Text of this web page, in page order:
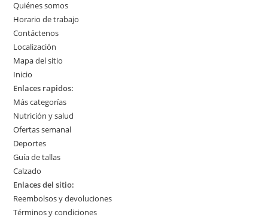
Quiénes somos
Horario de trabajo
Contáctenos
Localización
Mapa del sitio
Inicio
Enlaces rapidos:
Más categorías
Nutrición y salud
Ofertas semanal
Deportes
Guía de tallas
Calzado
Enlaces del sitio:
Reembolsos y devoluciones
Términos y condiciones